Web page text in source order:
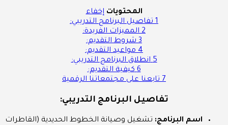
المحتويات إخفاء
1 تفاصيل البرنامج التدريبي:
2 المميزات الفريدة:
3 شروط التقديم:
4 مواعيد التقديم:
5 انطلاق البرنامج التدريبي:
6 كيفية التقديم:
7 تابعنا على مجتمعاتنا الرقمية
تفاصيل البرنامج التدريبي:
اسم البرنامج: تشغيل وصيانة الخطوط الحديدية (القاطرات